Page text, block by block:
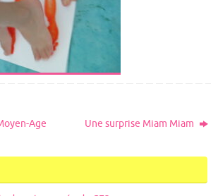
Age Une surprise Miam Miam